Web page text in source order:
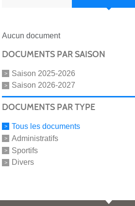
Aucun document
DOCUMENTS PAR SAISON
Saison 2025-2026
Saison 2026-2027
DOCUMENTS PAR TYPE
Tous les documents
Administratifs
Sportifs
Divers